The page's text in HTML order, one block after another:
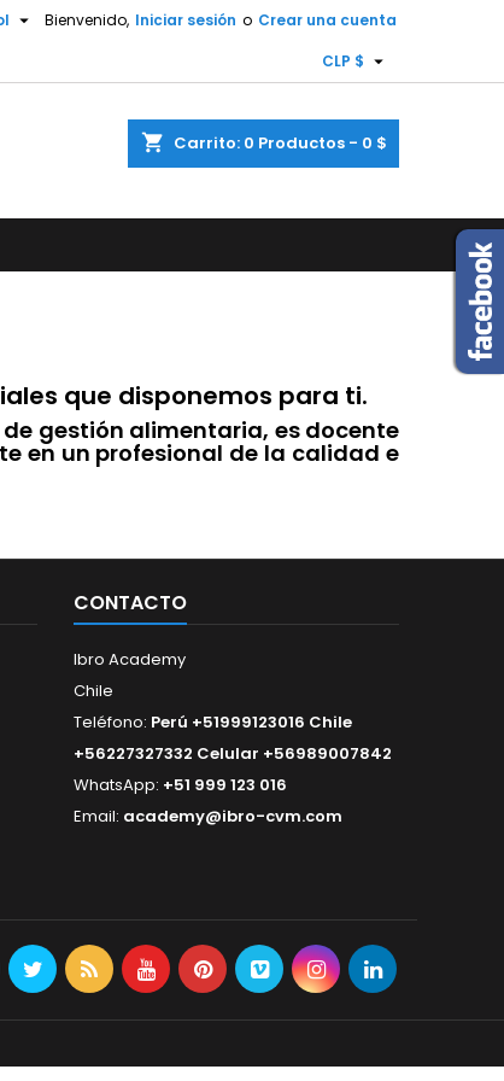
Bienvenido, Iniciar sesión o Crear una cuenta

CLP $ 
shopping_cart Carrito: 0 Productos - 0 $
que disponemos para ti.
gestión alimentaria, es docente
en un profesional de la calidad e
CONTACTO
Ibro Academy
Chile
Teléfono: Perú +51999123016 Chile
+56227327332 Celular +56989007842
WhatsApp: +51 999 123 016
Email: academy@ibro-cvm.com